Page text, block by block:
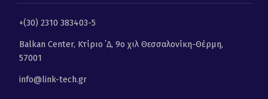
+(30) 2310 383403-5
Balkan Center, Κτίριο ΄Δ, 9ο χιλ Θεσσαλονίκη-Θέρμη,
57001
info@link-tech.gr